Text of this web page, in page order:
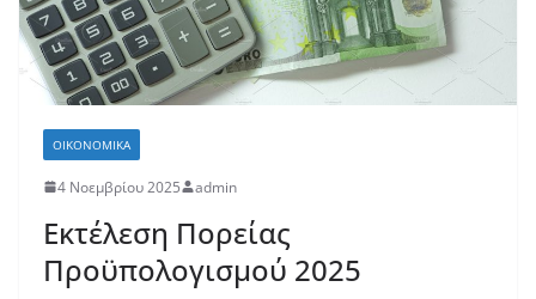
ΟΙΚΟΝΟΜΙΚΆ
4 Νοεμβρίου 2025 admin
Εκτέλεση Πορείας
Προϋπολογισμού 2025